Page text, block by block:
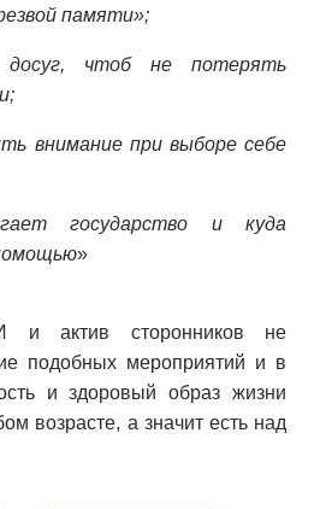
памяти»;
чтоб не потерять
внимание при выборе себе
государство и куда
»
и актив сторонников не
подобных мероприятий и в
и здоровый образ жизни
возрасте, а значит есть над